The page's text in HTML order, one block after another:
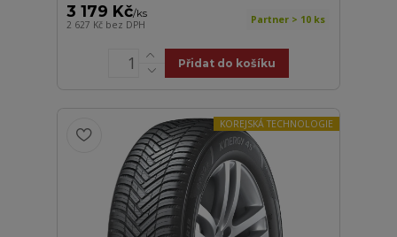
3 179 Kč/ks
2 627 Kč bez DPH Partner > 10 ks
Přidat do košíku
KOREJSKÁ TECHNOLOGIE